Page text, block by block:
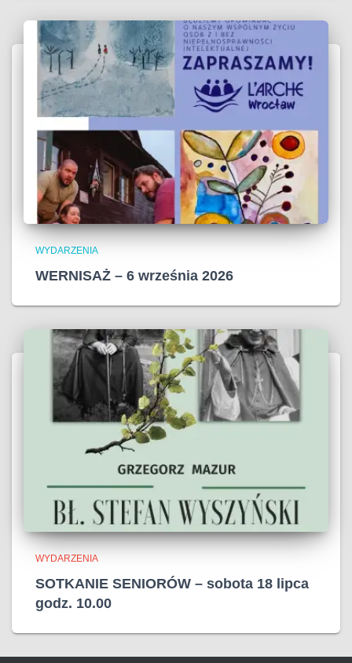
WYDARZENIA
WERNISAŻ – 6 września 2026
WYDARZENIA
SOTKANIE SENIORÓW – sobota 18 lipca
godz. 10.00